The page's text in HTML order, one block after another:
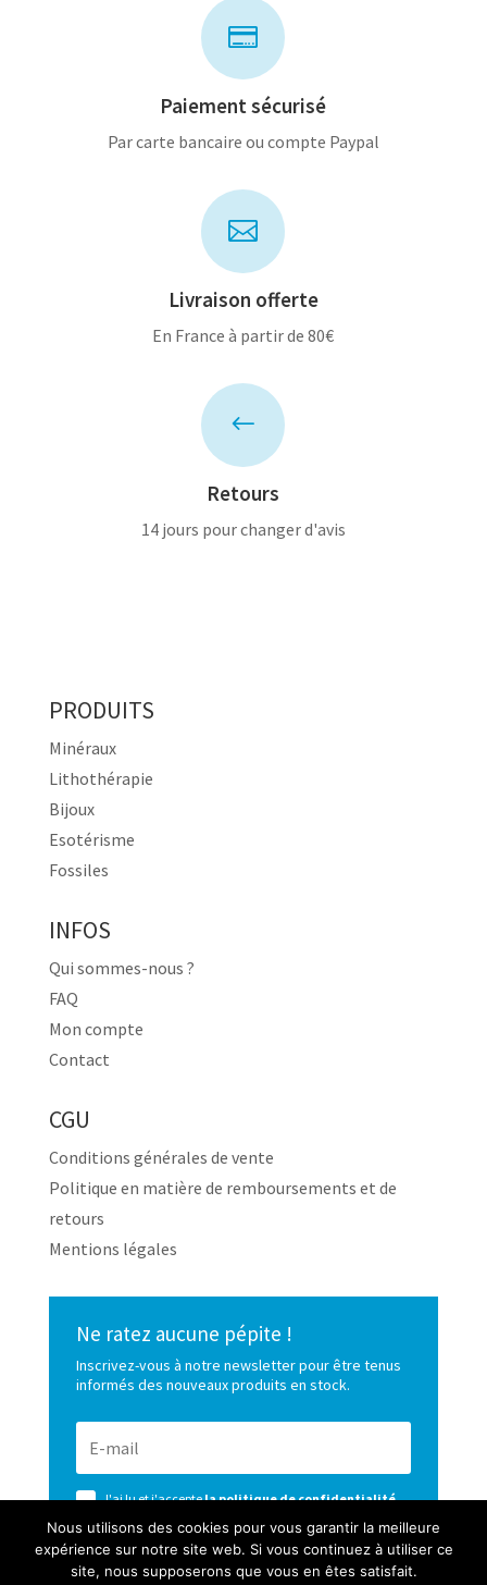

Paiement sécurisé
Par carte bancaire ou compte Paypal

Livraison offerte
En France à partir de 80€
#
Retours
14 jours pour changer d'avis
PRODUITS
Minéraux
Lithothérapie
Bijoux
Esotérisme
Fossiles
INFOS
Qui sommes-nous ?
FAQ
Mon compte
Contact
CGU
Conditions générales de vente
Politique en matière de remboursements et de
retours
Mentions légales
Ne ratez aucune pépite !
Inscrivez-vous à notre newsletter pour être tenus
informés des nouveaux produits en stock.
J'ai lu et j'acceptela politique de confidentialité
de ce site
S’ABONNER
Nous utilisons des cookies pour vous garantir la meilleure
expérience sur notre site web. Si vous continuez à utiliser ce
site, nous supposerons que vous en êtes satisfait.